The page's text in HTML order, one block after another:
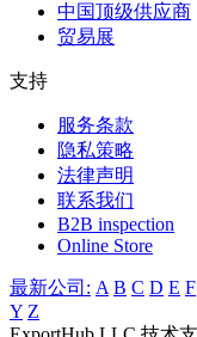
中国顶级供应商
贸易展
支持
服务条款
隐私策略
法律声明
联系我们
B2B inspection
Online Store
最新公司: A B C D E F
Y Z